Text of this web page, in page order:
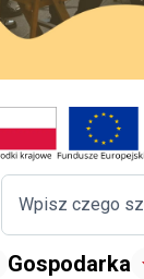
Gospodarka